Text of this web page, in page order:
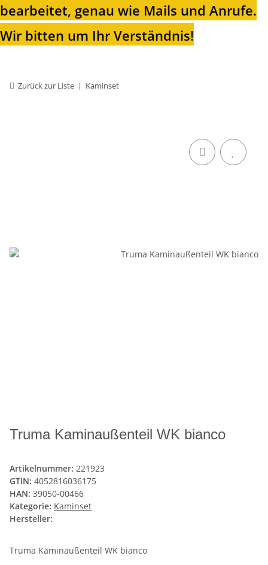
bearbeitet, genau wie Mails und Anrufe.
Wir bitten um Ihr Verständnis!
Zurück zur Liste Kaminset
Truma Kaminaußenteil WK bianco
Artikelnummer: 221923
GTIN: 4052816036175
HAN: 39050-00466
Kategorie: Kaminset
Hersteller:
Truma Kaminaußenteil WK bianco